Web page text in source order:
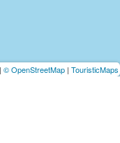
| © OpenStreetMap | TouristicMaps